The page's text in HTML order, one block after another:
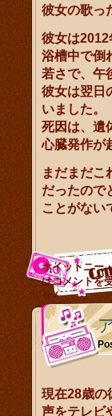
彼女の歌っ
彼女は
浴槽中で倒
若さで、午
彼女は翌日
いました。
死因は、遺
心臓発作が
まだまだこ
だったので
ことがない
ホイットニー
はコメントを
せん。
現在28歳の
声をテレビ